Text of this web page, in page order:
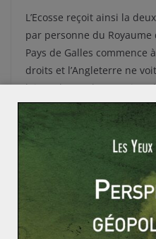
L’Ecosse reçoit ainsi la
par personne du
Pays de Galles commence
droits et l’Angleterre ne
laisser les parlementaires
politiques. Au final ce
divisent plus le Royaume
L’Union Européenne,
résultat. Les
indépendantiste venant
nationalismes
séparatistes sont souvent
nation, une victoire du